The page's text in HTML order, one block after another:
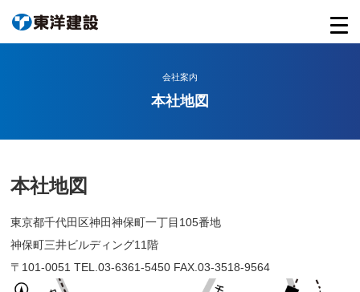
会社案内
本社地図
本社地図
東京都千代田区神田神保町一丁目105番地
神保町三井ビルディング11階
〒101-0051 TEL.03-6361-5450 FAX.03-3518-9564